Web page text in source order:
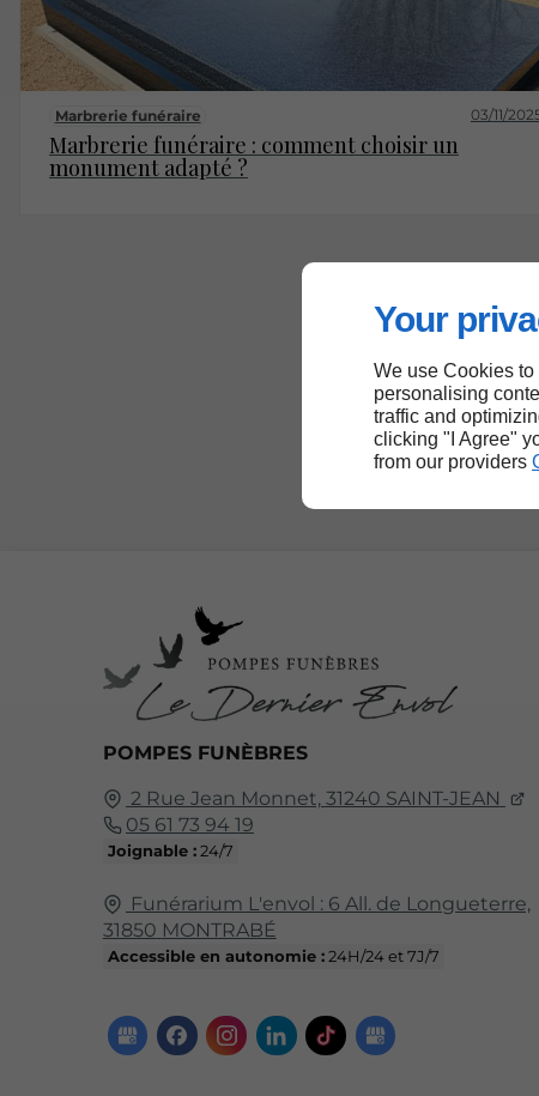
Your
We use Cookies
personalising
traffic and
clicking "I Agree"
from our providers
Marbrerie funéraire 03/11/
Marbrerie funéraire : comment choisir un
monument adapté ?
POMPES FUNÈBRES
2 Rue Jean Monnet, 31240 SAINT-JEAN
05 61 73 94 19
Joignable :24/7
Funérarium L'envol : 6 All. de Longueterre,
31850 MONTRABÉ
Accessible en autonomie :24H/24 et 7J/7